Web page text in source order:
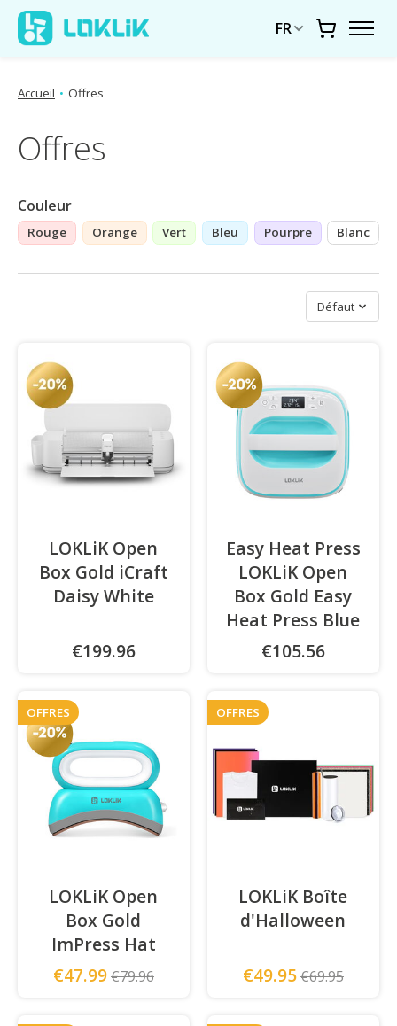
FR Chariot
Accueil • Offres
Offres
Couleur
Rouge Orange Vert Bleu Pourpre Blanc
Trier par
Défaut
LOKLiK Open
Box Gold iCraft
Daisy White
€199.96
Easy Heat Press
LOKLiK Open
Box Gold Easy
Heat Press Blue
€105.56
OFFRES
LOKLiK Open
Box Gold
ImPress Hat
€47.99€79.96
OFFRES
LOKLiK Boîte
d'Halloween
€49.95€69.95